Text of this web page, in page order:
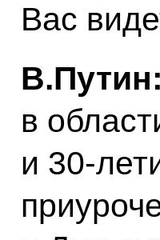
Вас
В.Путин:
в
и 30-